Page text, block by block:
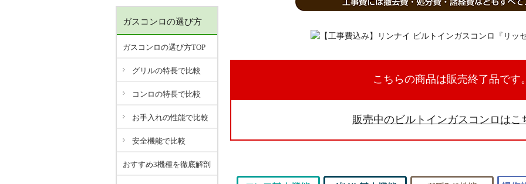
こちらの商品は販売終了品です
販売中のビルトインガスコンロはこ
ガスコンロの選び方
ガスコンロの選び方TOP
グリルの特長で比較
コンロの特長で比較
お手入れの性能で比較
安全機能で比較
おすすめ3機種を徹底解剖